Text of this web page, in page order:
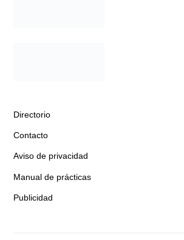
Directorio
Contacto
Aviso de privacidad
Manual de prácticas
Publicidad